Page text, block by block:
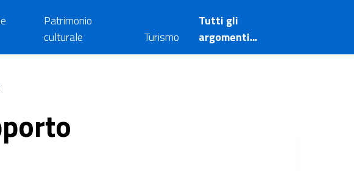
Patrimonio
culturale
Turismo
Tutti gli
argomenti...